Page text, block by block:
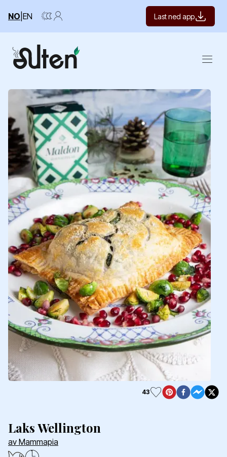
NO EN Last ned app
Open
Laks Wellington
av Mammapia
43